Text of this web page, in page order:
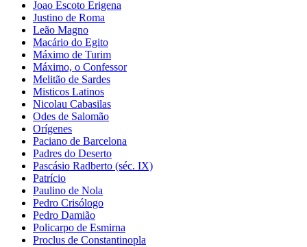
Joao Escoto Erigena
Justino de Roma
Leão Magno
Macário do Egito
Máximo de Turim
Máximo, o Confessor
Melitão de Sardes
Misticos Latinos
Nicolau Cabasilas
Odes de Salomão
Orígenes
Paciano de Barcelona
Padres do Deserto
Pascásio Radberto (séc. IX)
Patrício
Paulino de Nola
Pedro Crisólogo
Pedro Damião
Policarpo de Esmirna
Proclus de Constantinopla